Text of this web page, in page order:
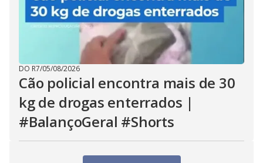
DO R7/05/08/2026
Cão policial encontra mais de 30
kg de drogas enterrados |
#BalançoGeral #Shorts